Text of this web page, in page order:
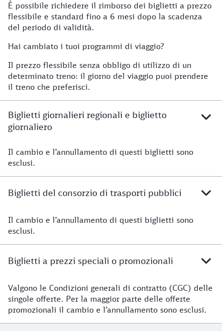
È possibile richiedere il rimborso dei biglietti a prezzo
flessibile e standard fino a 6 mesi dopo la scadenza
del periodo di validità.
Hai cambiato i tuoi programmi di viaggio?
Il prezzo flessibile senza obbligo di utilizzo di un
determinato treno: il giorno del viaggio puoi prendere
il treno che preferisci.
Biglietti giornalieri regionali e biglietto
giornaliero
Il cambio e l’annullamento di questi biglietti sono
esclusi.
Biglietti del consorzio di trasporti pubblici
Il cambio e l’annullamento di questi biglietti sono
esclusi.
Biglietti a prezzi speciali o promozionali
Valgono le Condizioni generali di contratto (CGC) delle
singole offerte. Per la maggior parte delle offerte
promozionali il cambio e l’annullamento sono esclusi.